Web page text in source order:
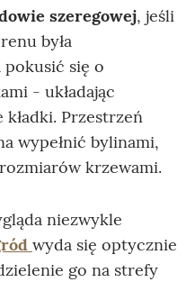
szeregowej, jeśli
była
pokusić się o
- układając
Przestrzeń
wypełnić bylinami,
krzewami.
niezwykle
wyda się optycznie
go na strefy